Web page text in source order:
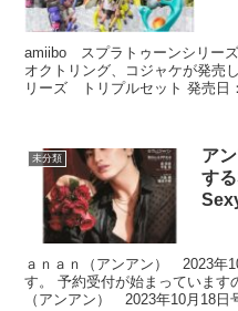
amiibo スプラトゥーンシリーズ
オクトリング、コジャケが発
リーズ トリプルセット 発売日
未分類
ア
す
ａｎａｎ（アンアン） 2023年
す。 予約受付が始まっています
（アンアン） 2023年10月18日